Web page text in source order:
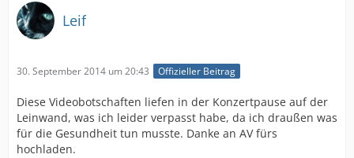
Leif
30. September 2014 um 20:43 Offizieller Beitrag
Diese Videobotschaften liefen in der Konzertpause auf der
Leinwand, was ich leider verpasst habe, da ich draußen was
für die Gesundheit tun musste. Danke an AV fürs
hochladen.